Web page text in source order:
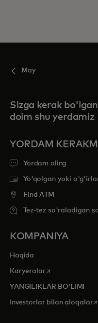
May
Sizga kerak
doim shu yerdamiz
YORDAM
Yordam oling
Yo'qolgan yoki
Find ATM
Tez-tez so'raladigan
KOMPANIYA
Haqida
Karyeralaropens in a new
YANGILIKLAR BOʻLIMI
Investorlar bilan aloqalar